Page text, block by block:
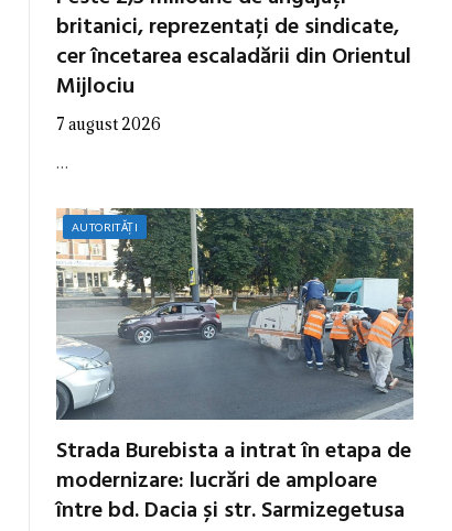
britanici, reprezentați de sindicate,
cer încetarea escaladării din Orientul
Mijlociu
7 august 2026
…
AUTORITĂȚI
Strada Burebista a intrat în etapa de
modernizare: lucrări de amploare
între bd. Dacia și str. Sarmizegetusa